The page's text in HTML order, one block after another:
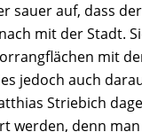
sauer auf, dass
mit der Stadt.
mit
jedoch auch
Striebich
werden, denn